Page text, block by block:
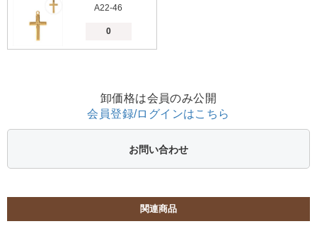
A22-46
卸価格は会員のみ公開
会員登録/ログインはこちら
お問い合わせ
関連商品